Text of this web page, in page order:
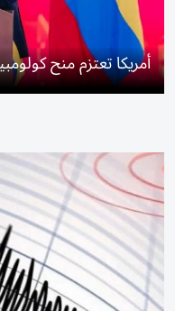
أمريكا تعتزم منح